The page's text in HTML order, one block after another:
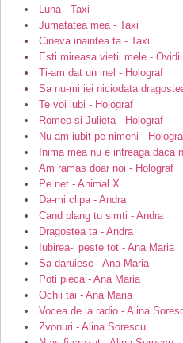
Luna - Taxi
Jumatatea mea - Taxi
Cineva inaintea ta - Taxi
Esti mireasa vietii mele -
Ti-am dat un inel - Holograf
Sa nu-mi iei niciodata
Te voi iubi - Holograf
Romeo si Julieta - Holograf
Nu am iubit pe nimeni -
Inima mea nu e intreaga daca
Am ramas doar noi - Holograf
Pe net - Animal X
Da-mi clipa - Andra
Cand plang tu simti - Andra
Dragostea ta - Andra
Iubirea-i peste tot - Ana Maria
Sa daruiesc - Ana Maria
Poti pleca - Ana Maria
Ochii tai - Ana Maria
Vocea de la radio - Alina
Zvonuri - Alina Sorescu